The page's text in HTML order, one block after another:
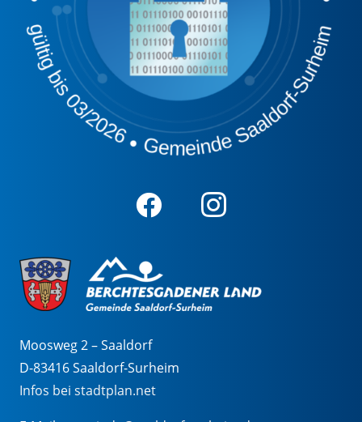
Moosweg 2 – Saaldorf
D-83416 Saaldorf-Surheim
Infos bei stadtplan.net